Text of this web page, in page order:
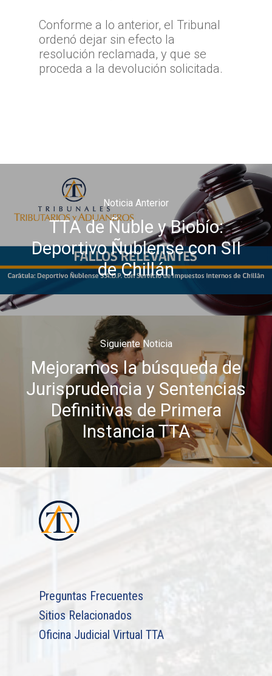
Conforme a lo anterior, el Tribunal
ordenó dejar sin efecto la
resolución reclamada, y que se
proceda a la devolución solicitada.
Noticia Anterior
TTA de Ñuble y Biobío:
Deportivo Ñublense con SII
de Chillán
Siguiente Noticia
Mejoramos la búsqueda de
Jurisprudencia y Sentencias
Definitivas de Primera
Instancia TTA
Preguntas Frecuentes
Sitios Relacionados
Oficina Judicial Virtual TTA